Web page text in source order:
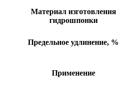
Материал изготовления
гидрошпонки
Предельное удлинение, %
Применение